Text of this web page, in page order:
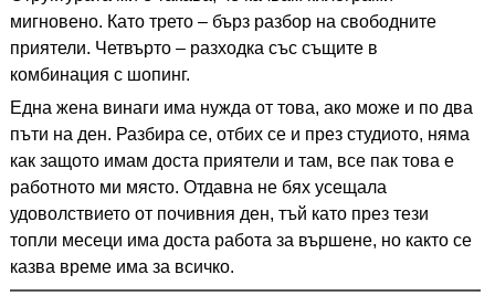
мигновено. Като трето – бърз разбор на свободните
приятели. Четвърто – разходка със същите в
комбинация с шопинг.
Една жена винаги има нужда от това, ако може и по два
пъти на ден. Разбира се, отбих се и през студиото, няма
как защото имам доста приятели и там, все пак това е
работното ми място. Отдавна не бях усещала
удоволствието от почивния ден, тъй като през тези
топли месеци има доста работа за вършене, но както се
казва време има за всичко.